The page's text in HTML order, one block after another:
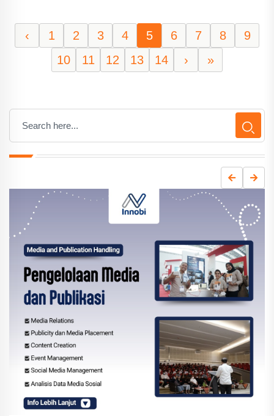
‹ 1 2 3 4 5 6 7 8
9
10
11 12 13 14 › »